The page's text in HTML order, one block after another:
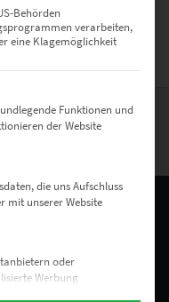
Behörden
verarbeiten,
eine Klagemöglichkeit
für die eine Einwilligung
Funktionen und
der Website
die uns Aufschluss
mit unserer Website
oder
Werbung